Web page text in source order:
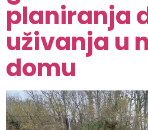
planiranja
uživanja u
domu